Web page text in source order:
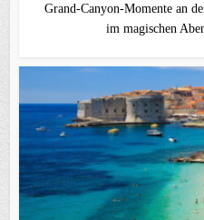
Grand-Canyon-Momente an
im magischen